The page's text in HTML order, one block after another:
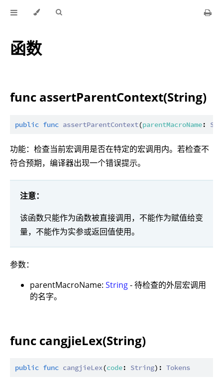
函数
func assertParentContext(String)
public func assertParentContext(parentMacroName:
功能：检查当前宏调用是否在特定的宏调用内。若检查不
符合预期，编译器出现一个错误提示。
注意：
该函数只能作为函数被直接调用，不能作为赋值给变
量，不能作为实参或返回值使用。
参数：
parentMacroName: String- 待检查的外层宏调用
的名字。
func cangjieLex(String)
public func cangjieLex(code: String): Tokens